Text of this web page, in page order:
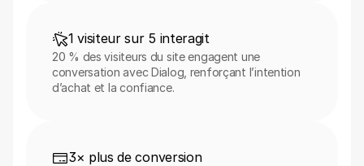
1 visiteur sur 5 interagit
20 % des visiteurs du site engagent une
conversation avec Dialog, renforçant l’intention
d’achat et la confiance.
3× plus de conversion